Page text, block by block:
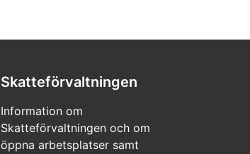
Skatteförvaltningen
Information om
Skatteförvaltningen och om
öppna arbetsplatser samt